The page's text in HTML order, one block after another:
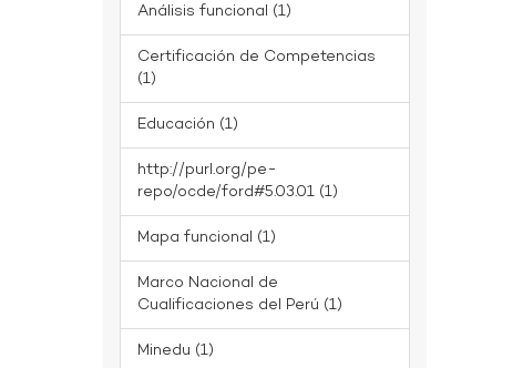
Análisis funcional (1)
Certificación de Competencias
(1)
Educación (1)
http://purl.org/pe-
repo/ocde/ford#5.03.01 (1)
Mapa funcional (1)
Marco Nacional de
Cualificaciones del Perú (1)
Minedu (1)